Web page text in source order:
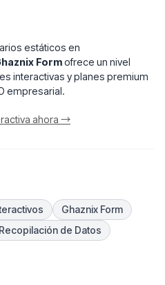
estáticos en
Formofrece un nivel
interactivas y planes premium
empresarial.
ahora →
Ghaznix Form
Recopilación de Datos